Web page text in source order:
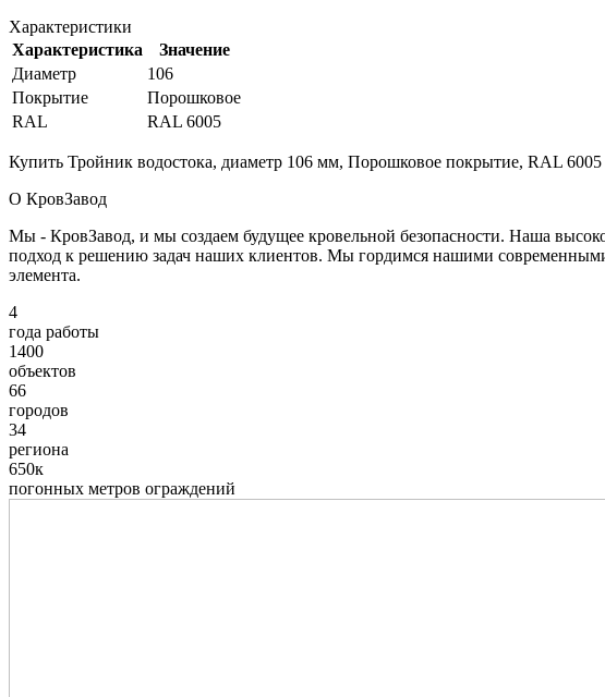
Характеристики
Характеристика
Значение
Диаметр
106
Покрытие
Порошковое
RAL
RAL 6005
Купить Тройник водостока, диаметр 106 мм, Порошковое покрытие, RAL
О КровЗавод
Мы - КровЗавод, и мы создаем будущее кровельной безопасности. Наша
подход к решению задач наших клиентов. Мы гордимся нашими
элемента.
4
года работы
1400
объектов
66
городов
34
региона
650к
погонных метров ограждений